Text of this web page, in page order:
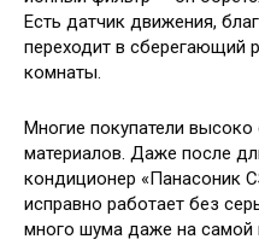
Есть датчик движения,
переходит в сберегающий
комнаты.
Многие покупатели
материалов. Даже после
кондиционер «Панасоник
исправно работает без
много шума даже на самой